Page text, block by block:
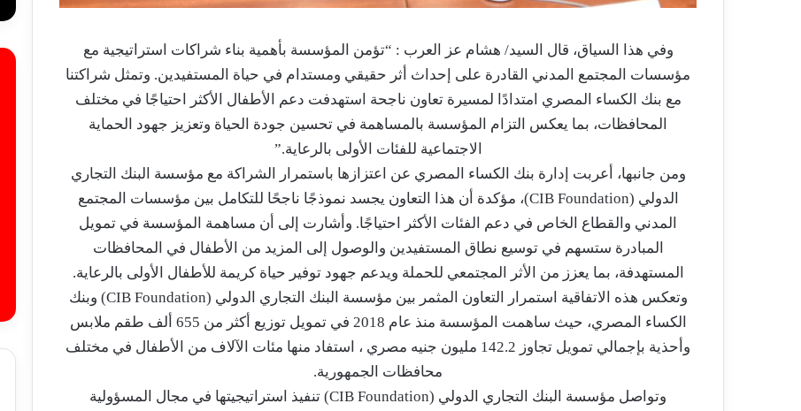
وفي هذا السياق، قال السيد/ هشام عز العرب : “تؤمن المؤسسة بأهمية بناء شراكات استراتيجية مع
مؤسسات المجتمع المدني القادرة على إحداث أثر حقيقي ومستدام في حياة المستفيدين. وتمثل شراكتنا
مع بنك الكساء المصري امتدادًا لمسيرة تعاون ناجحة استهدفت دعم الأطفال الأكثر احتياجًا في مختلف
المحافظات، بما يعكس التزام المؤسسة بالمساهمة في تحسين جودة الحياة وتعزيز جهود الحماية
الاجتماعية للفئات الأولى بالرعاية.”
ومن جانبها، أعربت إدارة بنك الكساء المصري عن اعتزازها باستمرار الشراكة مع مؤسسة البنك التجاري
الدولي (CIB Foundation)، مؤكدة أن هذا التعاون يجسد نموذجًا ناجحًا للتكامل بين مؤسسات المجتمع
المدني والقطاع الخاص في دعم الفئات الأكثر احتياجًا. وأشارت إلى أن مساهمة المؤسسة في تمويل
المبادرة ستسهم في توسيع نطاق المستفيدين والوصول إلى المزيد من الأطفال في المحافظات
المستهدفة، بما يعزز من الأثر المجتمعي للحملة ويدعم جهود توفير حياة كريمة للأطفال الأولى بالرعاية.
وتعكس هذه الاتفاقية استمرار التعاون المثمر بين مؤسسة البنك التجاري الدولي (CIB Foundation) وبنك
الكساء المصري، حيث ساهمت المؤسسة منذ عام 2018 في تمويل توزيع أكثر من 655 ألف طقم ملابس
وأحذية بإجمالي تمويل تجاوز 142.2 مليون جنيه مصري ، استفاد منها مئات الآلاف من الأطفال في مختلف
محافظات الجمهورية.
وتواصل مؤسسة البنك التجاري الدولي (CIB Foundation) تنفيذ استراتيجيتها في مجال المسؤولية